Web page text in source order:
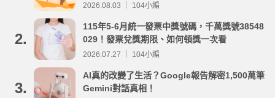
2026.08.03 ｜ 104小編
2.
115年5-6月統一發票中獎號碼，千萬獎號38548
029！發票兌獎期限、如何領獎一次看
2026.07.27 ｜ 104小編
3.
AI真的改變了生活？Google報告解密1,500萬筆
Gemini對話真相！